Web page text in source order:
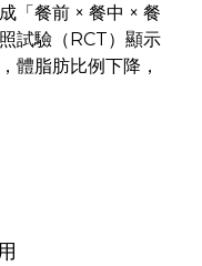
「餐前 × 餐中 × 餐
試驗（RCT）顯示
體脂肪比例下降，